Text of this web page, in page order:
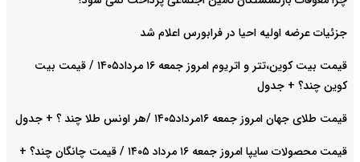
جزئیات عرضه اولیه احیا در فرابورس اعلام شد
قیمت بیت کوین،تتر و اتریوم امروز جمعه ۱۶ مرداد۱۴۰۵ / قیمت بیت
کوین چند؟ + جدول
قیمت طلای جهان امروز جمعه ۱۶مرداد۱۴۰۵ /هر اونس طلا چند ؟ + جدول
قیمت محصولات سایپا امروز جمعه ۱۶ مرداد ۱۴۰۵ / قیمت چانگان چند؟ +